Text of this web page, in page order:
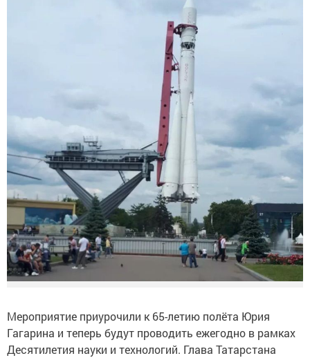
Мероприятие приурочили к 65-летию полёта Юрия
Гагарина и теперь будут проводить ежегодно в рамках
Десятилетия науки и технологий. Глава Татарстана